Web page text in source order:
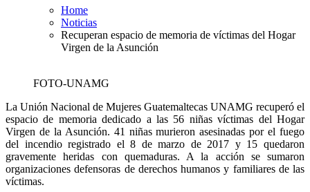
Home
Noticias
Recuperan espacio de memoria de víctimas del Hogar
Virgen de la Asunción
FOTO-UNAMG
La Unión Nacional de Mujeres Guatemaltecas UNAMG recuperó el
espacio de memoria dedicado a las 56 niñas víctimas del Hogar
Virgen de la Asunción. 41 niñas murieron asesinadas por el fuego
del incendio registrado el 8 de marzo de 2017 y 15 quedaron
gravemente heridas con quemaduras. A la acción se sumaron
organizaciones defensoras de derechos humanos y familiares de las
víctimas.